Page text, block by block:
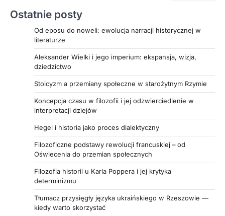
Ostatnie posty
Od eposu do noweli: ewolucja narracji historycznej w
literaturze
Aleksander Wielki i jego imperium: ekspansja, wizja,
dziedzictwo
Stoicyzm a przemiany społeczne w starożytnym Rzymie
Koncepcja czasu w filozofii i jej odzwierciedlenie w
interpretacji dziejów
Hegel i historia jako proces dialektyczny
Filozoficzne podstawy rewolucji francuskiej – od
Oświecenia do przemian społecznych
Filozofia historii u Karla Poppera i jej krytyka
determinizmu
Tłumacz przysięgły języka ukraińskiego w Rzeszowie —
kiedy warto skorzystać